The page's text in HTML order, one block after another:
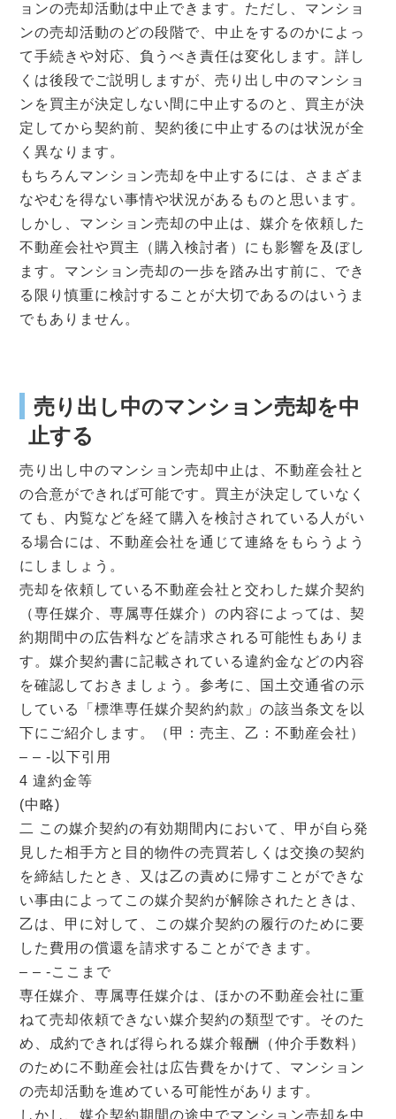
ョンの売却活動は中止できます。ただし、マンショ
ンの売却活動のどの段階で、中止をするのかによっ
て手続きや対応、負うべき責任は変化します。詳し
くは後段でご説明しますが、売り出し中のマンショ
ンを買主が決定しない間に中止するのと、買主が決
定してから契約前、契約後に中止するのは状況が全
く異なります。
もちろんマンション売却を中止するには、さまざま
なやむを得ない事情や状況があるものと思います。
しかし、マンション売却の中止は、媒介を依頼した
不動産会社や買主（購入検討者）にも影響を及ぼし
ます。マンション売却の一歩を踏み出す前に、でき
る限り慎重に検討することが大切であるのはいうま
でもありません。
売り出し中のマンション売却を中
止する
売り出し中のマンション売却中止は、不動産会社と
の合意ができれば可能です。買主が決定していなく
ても、内覧などを経て購入を検討されている人がい
る場合には、不動産会社を通じて連絡をもらうよう
にしましょう。
売却を依頼している不動産会社と交わした媒介契約
（専任媒介、専属専任媒介）の内容によっては、契
約期間中の広告料などを請求される可能性もありま
す。媒介契約書に記載されている違約金などの内容
を確認しておきましょう。参考に、国土交通省の示
している「標準専任媒介契約約款」の該当条文を以
下にご紹介します。（甲：売主、乙：不動産会社）
– – -以下引用
4 違約金等
(中略)
二 この媒介契約の有効期間内において、甲が自ら発
見した相手方と目的物件の売買若しくは交換の契約
を締結したとき、又は乙の責めに帰すことができな
い事由によってこの媒介契約が解除されたときは、
乙は、甲に対して、この媒介契約の履行のために要
した費用の償還を請求することができます。
– – -ここまで
専任媒介、専属専任媒介は、ほかの不動産会社に重
ねて売却依頼できない媒介契約の類型です。そのた
め、成約できれば得られる媒介報酬（仲介手数料）
のために不動産会社は広告費をかけて、マンション
の売却活動を進めている可能性があります。
しかし、媒介契約期間の途中でマンション売却を中